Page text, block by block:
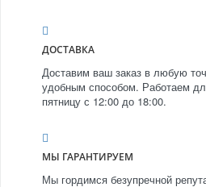
ДОСТАВКА
Доставим ваш заказ в любую
удобным способом. Работаем
пятницу с 12:00 до 18:00.
МЫ ГАРАНТИРУЕМ
Мы гордимся безупречной